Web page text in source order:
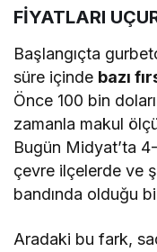
FİYATLARI
Başlangıçta
süre içinde bazı
Önce 100 bin
zamanla makul
Bugün Midyat’ta
çevre ilçelerde ve
bandında olduğu
Aradaki bu fark,